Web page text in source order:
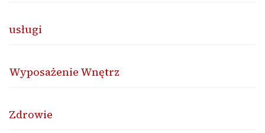
usługi
Wyposażenie Wnętrz
Zdrowie